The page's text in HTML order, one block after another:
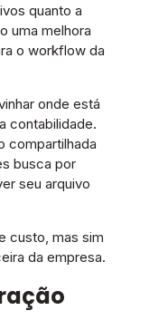
quanto a
uma melhora
o workflow da
onde está
contabilidade.
compartilhada
busca por
seu arquivo
custo, mas sim
da empresa.